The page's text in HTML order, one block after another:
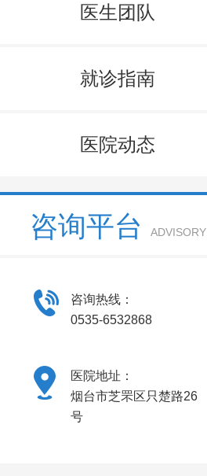
医生团队
就诊指南
医院动态
咨询平台 ADVISORY
咨询热线：
0535-6532868
医院地址：
烟台市芝罘区只楚路26
号